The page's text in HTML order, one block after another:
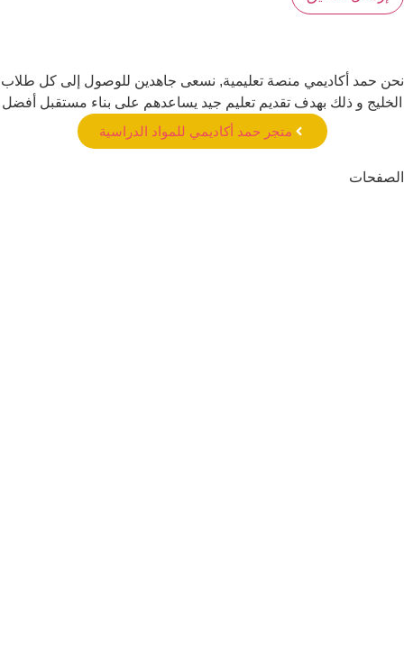
نحن حمد أكاديمي منصة تعليمية, نسعى جاهدين للوصول إلى كل طلاب
الخليج و ذلك بهدف تقديم تعليم جيد يساعدهم على بناء مستقبل أفضل
متجر حمد أكاديمي للمواد الدراسية
الصفحات